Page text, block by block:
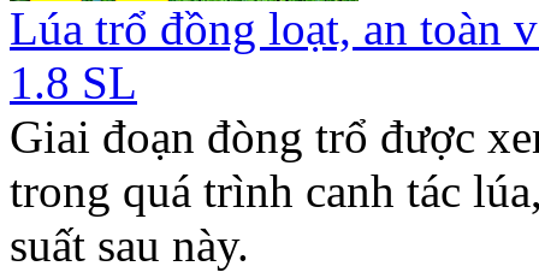
Lúa trổ đồng loạt, an toàn
1.8 SL
Giai đoạn đòng trổ được
trong quá trình canh tác
suất sau này.